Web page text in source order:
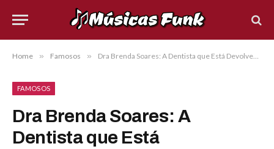
Home » Famosos » Dra Brenda Soares: A Dentista que Está Devolvendo Histórias Atrás de Cada Sorriso
FAMOSOS
Dra Brenda Soares: A
Dentista que Está